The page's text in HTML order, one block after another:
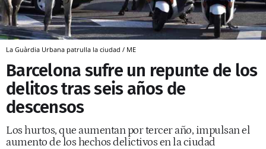
La Guàrdia Urbana patrulla la ciudad / ME
Barcelona sufre un repunte de los
delitos tras seis años de
descensos
Los hurtos, que aumentan por tercer año, impulsan el
aumento de los hechos delictivos en la ciudad